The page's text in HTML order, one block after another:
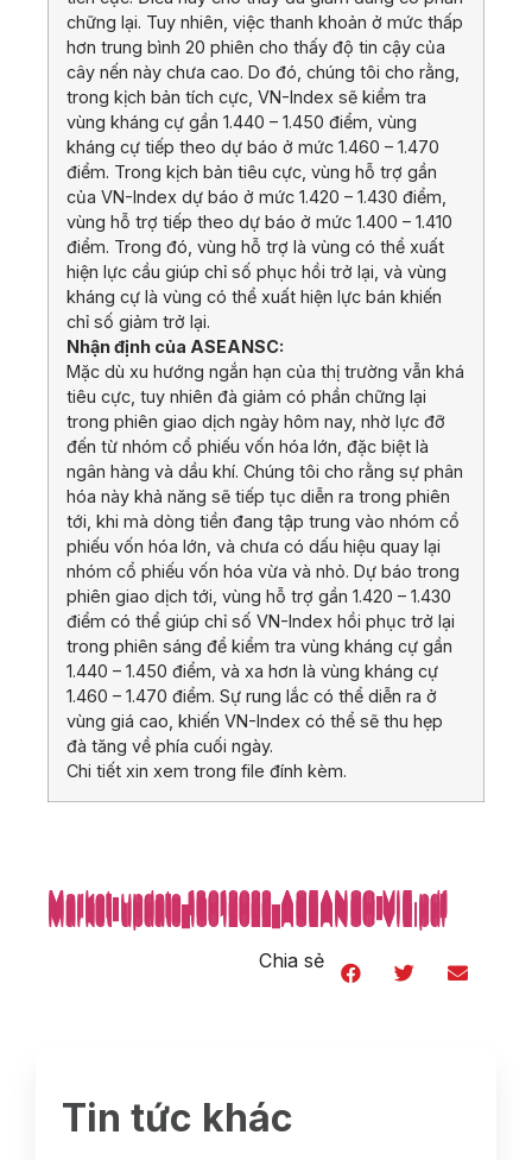
chững lại. Tuy nhiên, việc thanh khoản ở mức thấp
hơn trung bình 20 phiên cho thấy độ tin cậy của
cây nến này chưa cao. Do đó, chúng tôi cho rằng,
trong kịch bản tích cực, VN-Index sẽ kiểm tra
vùng kháng cự gần 1.440 – 1.450 điểm, vùng
kháng cự tiếp theo dự báo ở mức 1.460 – 1.470
điểm. Trong kịch bản tiêu cực, vùng hỗ trợ gần
của VN-Index dự báo ở mức 1.420 – 1.430 điểm,
vùng hỗ trợ tiếp theo dự báo ở mức 1.400 – 1.410
điểm. Trong đó, vùng hỗ trợ là vùng có thể xuất
hiện lực cầu giúp chỉ số phục hồi trở lại, và vùng
kháng cự là vùng có thể xuất hiện lực bán khiến
chỉ số giảm trở lại.
Nhận định của ASEANSC:
Mặc dù xu hướng ngắn hạn của thị trường vẫn khá
tiêu cực, tuy nhiên đà giảm có phần chững lại
trong phiên giao dịch ngày hôm nay, nhờ lực đỡ
đến từ nhóm cổ phiếu vốn hóa lớn, đặc biệt là
ngân hàng và dầu khí. Chúng tôi cho rằng sự phân
hóa này khả năng sẽ tiếp tục diễn ra trong phiên
tới, khi mà dòng tiền đang tập trung vào nhóm cổ
phiếu vốn hóa lớn, và chưa có dấu hiệu quay lại
nhóm cổ phiếu vốn hóa vừa và nhỏ. Dự báo trong
phiên giao dịch tới, vùng hỗ trợ gần 1.420 – 1.430
điểm có thể giúp chỉ số VN-Index hồi phục trở lại
trong phiên sáng để kiểm tra vùng kháng cự gần
1.440 – 1.450 điểm, và xa hơn là vùng kháng cự
1.460 – 1.470 điểm. Sự rung lắc có thể diễn ra ở
vùng giá cao, khiến VN-Index có thể sẽ thu hẹp
đà tăng về phía cuối ngày.
Chi tiết xin xem trong file đính kèm.
Market-update_18012022_ASEANSC-VIE.pdf
Market-update_18012022_ASEANSC-VIE.pdf
Market-update_18012022_ASEANSC-VIE.pdf
Market-update_18012022_ASEANSC-VIE.pdf
Market-update_18012022_ASEANSC-VIE.pdf
Market-update_18012022_ASEANSC-VIE.pdf
Market-update_18012022_ASEANSC-VIE.pdf
Market-update_18012022_ASEANSC-VIE.pdf
Market-update_18012022_ASEANSC-VIE.pdf
Market-update_18012022_ASEANSC-VIE.pdf
Market-update_18012022_ASEANSC-VIE.pdf
Market-update_18012022_ASEANSC-VIE.pdf
Market-update_18012022_ASEANSC-VIE.pdf
Market-update_18012022_ASEANSC-VIE.pdf
Market-update_18012022_ASEANSC-VIE.pdf
Market-update_18012022_ASEANSC-VIE.pdf
Market-update_18012022_ASEANSC-VIE.pdf
Market-update_18012022_ASEANSC-VIE.pdf
Market-update_18012022_ASEANSC-VIE.pdf
Market-update_18012022_ASEANSC-VIE.pdf
Chia sẻ
Tin tức khác